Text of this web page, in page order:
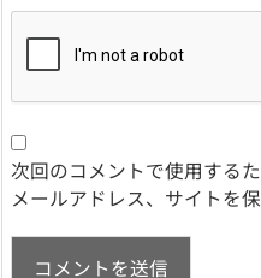
次回のコメントで使用する
メールアドレス、サイトを保